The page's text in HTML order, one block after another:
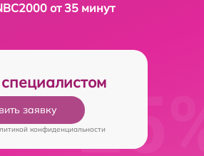
от 35 минут
заявку
конфиденциальности